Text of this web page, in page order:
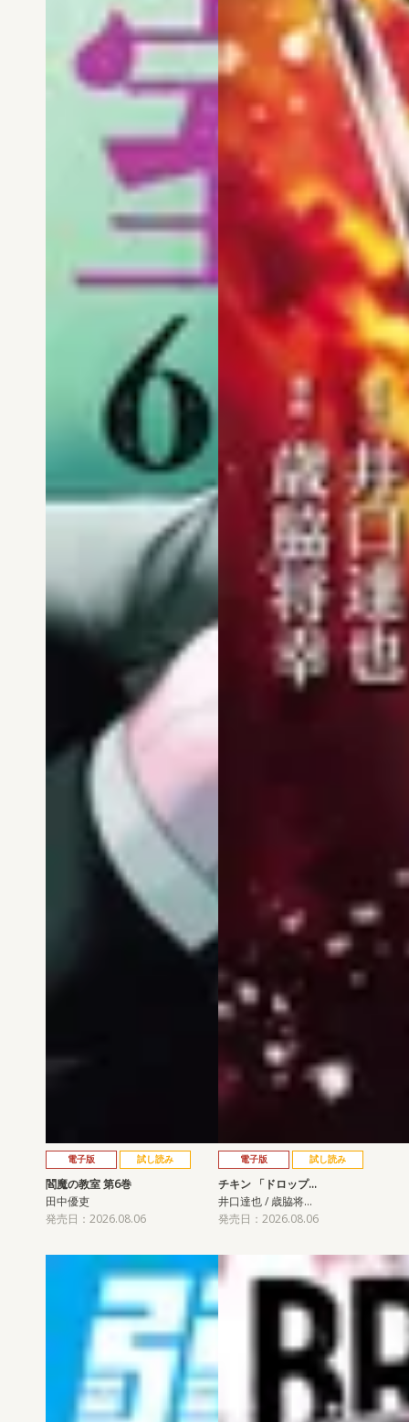
電子版 試し読み
閻魔の教室 第6巻
田中優吏
発売日：2026.08.06
電子版 試し読み
チキン 「ドロップ…
井口達也 / 歳脇将…
発売日：2026.08.06